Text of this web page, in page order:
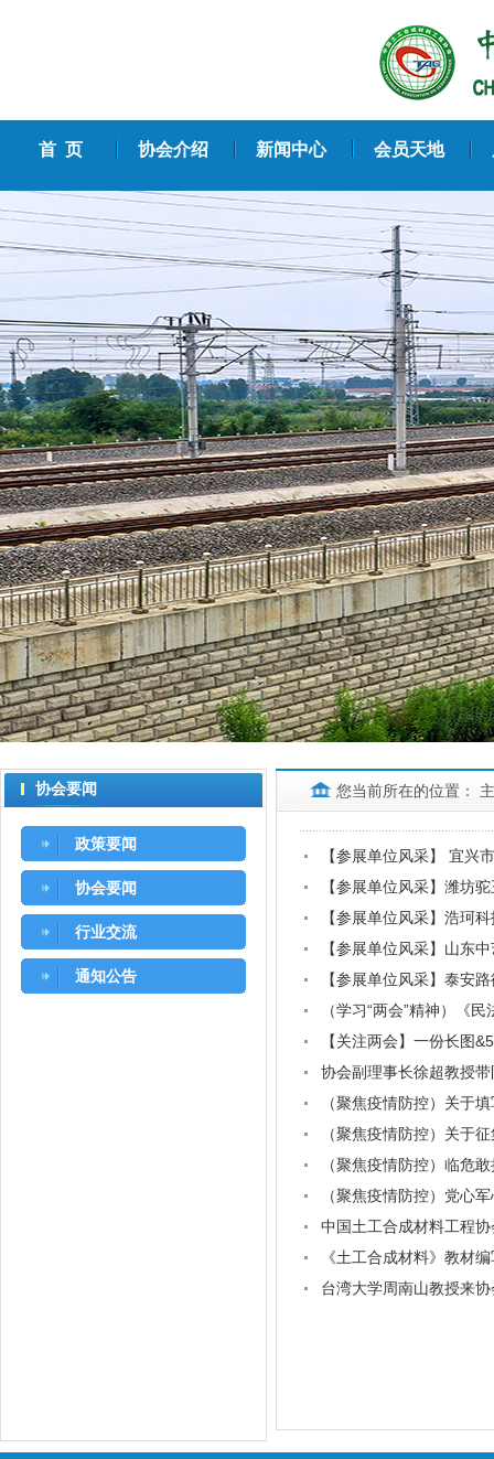
首 页 协会介绍 新闻中心 会员天地
协会要闻
政策要闻
协会要闻
行业交流
通知公告
您当前所在的位置：
【参展单位风采】 宜兴
【参展单位风采】潍坊
【参展单位风采】浩珂
【参展单位风采】山东
【参展单位风采】泰安
（学习“两会”精神）《
【关注两会】一份长图
协会副理事长徐超教授
（聚焦疫情防控）关于
（聚焦疫情防控）关于
（聚焦疫情防控）临危
（聚焦疫情防控）党心
中国土工合成材料工程
《土工合成材料》教材
台湾大学周南山教授来